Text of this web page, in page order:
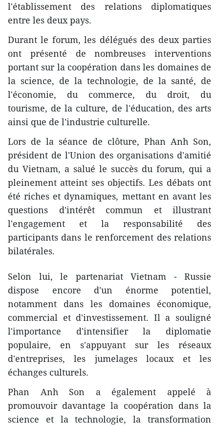
l'établissement des relations diplomatiques
entre les deux pays.
Durant le forum, les délégués des deux parties
ont présenté de nombreuses interventions
portant sur la coopération dans les domaines de
la science, de la technologie, de la santé, de
l'économie, du commerce, du droit, du
tourisme, de la culture, de l'éducation, des arts
ainsi que de l'industrie culturelle.
Lors de la séance de clôture, Phan Anh Son,
président de l'Union des organisations d'amitié
du Vietnam, a salué le succès du forum, qui a
pleinement atteint ses objectifs. Les débats ont
été riches et dynamiques, mettant en avant les
questions d'intérêt commun et illustrant
l'engagement et la responsabilité des
participants dans le renforcement des relations
bilatérales.
Selon lui, le partenariat Vietnam - Russie
dispose encore d'un énorme potentiel,
notamment dans les domaines économique,
commercial et d'investissement. Il a souligné
l'importance d'intensifier la diplomatie
populaire, en s'appuyant sur les réseaux
d'entreprises, les jumelages locaux et les
échanges culturels.
Phan Anh Son a également appelé à
promouvoir davantage la coopération dans la
science et la technologie, la transformation